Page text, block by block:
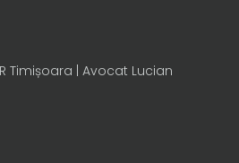
Timișoara | Avocat Lucian